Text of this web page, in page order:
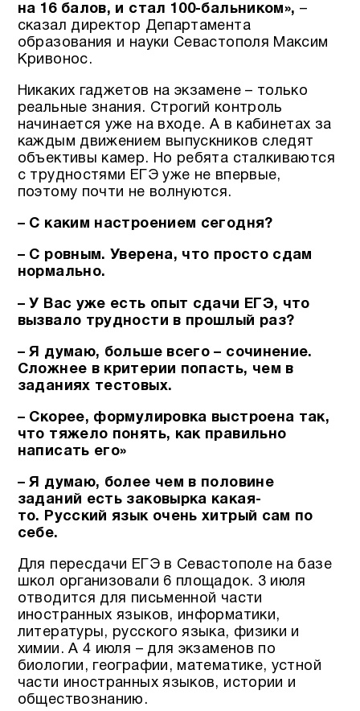
на 16 балов, и стал 100-бальником», –
сказал директор Департамента
образования и науки Севастополя Максим
Кривонос.
Никаких гаджетов на экзамене – только
реальные знания. Строгий контроль
начинается уже на входе. А в кабинетах за
каждым движением выпускников следят
объективы камер. Но ребята сталкиваются
с трудностями ЕГЭ уже не впервые,
поэтому почти не волнуются.
– С каким настроением сегодня?
– С ровным. Уверена, что просто сдам
нормально.
– У Вас уже есть опыт сдачи ЕГЭ, что
вызвало трудности в прошлый раз?
– Я думаю, больше всего – сочинение.
Сложнее в критерии попасть, чем в
заданиях тестовых.
– Скорее, формулировка выстроена так,
что тяжело понять, как правильно
написать его»
– Я думаю, более чем в половине
заданий есть заковырка какая-
то. Русский язык очень хитрый сам по
себе.
Для пересдачи ЕГЭ в Севастополе на базе
школ организовали 6 площадок. 3 июля
отводится для письменной части
иностранных языков, информатики,
литературы, русского языка, физики и
химии. А 4 июля – для экзаменов по
биологии, географии, математике, устной
части иностранных языков, истории и
обществознанию.